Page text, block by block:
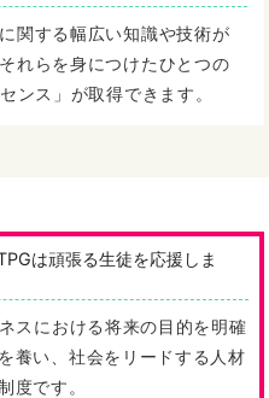
関する幅広い知識や技術が
れらを身につけたひとつの
ンス」が取得できます。
は頑張る生徒を応援しま
スにおける将来の目的を明確
養い、社会をリードする人材
度です。